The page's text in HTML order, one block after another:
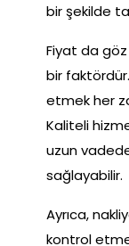
bir şekilde
Fiyat da
bir
etmek her
Kaliteli
uzun
sağlayabilir.
Ayrıca,
kontrol